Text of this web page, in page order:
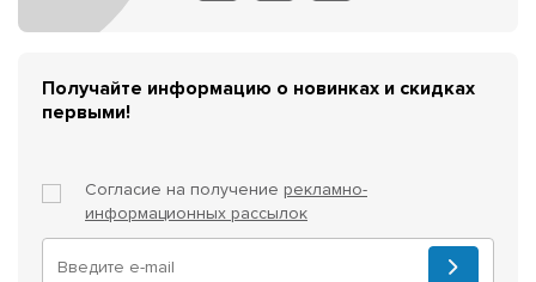
Получайте информацию о новинках и скидках
первыми!
Согласие на получение рекламно-
информационных рассылок